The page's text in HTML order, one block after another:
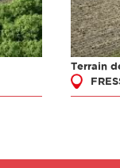
Terrain